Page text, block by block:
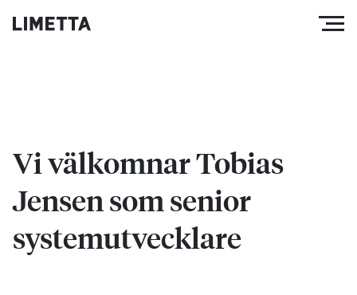
Vi välkomnar Tobias
Jensen som senior
systemutvecklare